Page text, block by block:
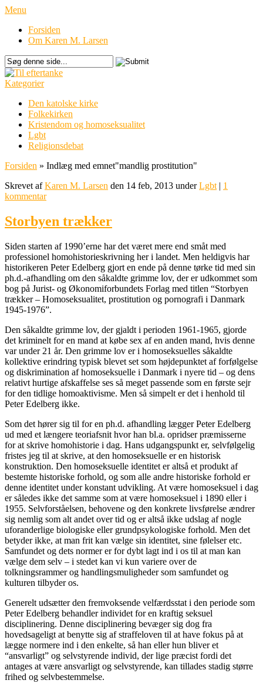
Menu
Forsiden
Om Karen M. Larsen
Kategorier
Den katolske kirke
Folkekirken
Kristendom og homoseksualitet
Lgbt
Religionsdebat
Forsiden » Indlæg med emnet"mandlig prostitution"
Skrevet afKaren M. Larsen den 14 feb, 2013 underLgbt | 1
kommentar
Storbyen trækker
Siden starten af 1990’erne har det været mere end småt med
professionel homohistorieskrivning her i landet. Men heldigvis har
historikeren Peter Edelberg gjort en ende på denne tørke tid med sin
ph.d.-afhandling om den såkaldte grimme lov, der er udkommet som
bog på Jurist- og Økonomiforbundets Forlag med titlen “Storbyen
trækker – Homoseksualitet, prostitution og pornografi i Danmark
1945-1976”.
Den såkaldte grimme lov, der gjaldt i perioden 1961-1965, gjorde
det kriminelt for en mand at købe sex af en anden mand, hvis denne
var under 21 år. Den grimme lov er i homoseksuelles såkaldte
kollektive erindring typisk blevet set som højdepunktet af forfølgelse
og diskrimination af homoseksuelle i Danmark i nyere tid – og dens
relativt hurtige afskaffelse ses så meget passende som en første sejr
for den tidlige homoaktivisme. Men så simpelt er det i henhold til
Peter Edelberg ikke.
Som det hører sig til for en ph.d. afhandling lægger Peter Edelberg
ud med et længere teoriafsnit hvor han bl.a. opridser præmisserne
for at skrive homohistorie i dag. Hans udgangspunkt er, selvfølgelig
fristes jeg til at skrive, at den homoseksuelle er en historisk
konstruktion. Den homoseksuelle identitet er altså et produkt af
bestemte historiske forhold, og som alle andre historiske forhold er
denne identitet under konstant udvikling. At være homoseksuel i dag
er således ikke det samme som at være homoseksuel i 1890 eller i
1955. Selvforståelsen, behovene og den konkrete livsførelse ændrer
sig nemlig som alt andet over tid og er altså ikke udslag af nogle
uforanderlige biologiske eller grundpsykologiske forhold. Men det
betyder ikke, at man frit kan vælge sin identitet, sine følelser etc.
Samfundet og dets normer er for dybt lagt ind i os til at man kan
vælge dem selv – i stedet kan vi kun variere over de
tolkningsrammer og handlingsmuligheder som samfundet og
kulturen tilbyder os.
Generelt udsætter den fremvoksende velfærdsstat i den periode som
Peter Edelberg behandler individet for en kraftig seksuel
disciplinering. Denne disciplinering bevæger sig dog fra
hovedsageligt at benytte sig af straffeloven til at have fokus på at
lægge normere ind i den enkelte, så han eller hun bliver et
“ansvarligt” og selvstyrende individ, der lige præcist fordi det
antages at være ansvarligt og selvstyrende, kan tillades stadig større
frihed og selvbestemmelse.